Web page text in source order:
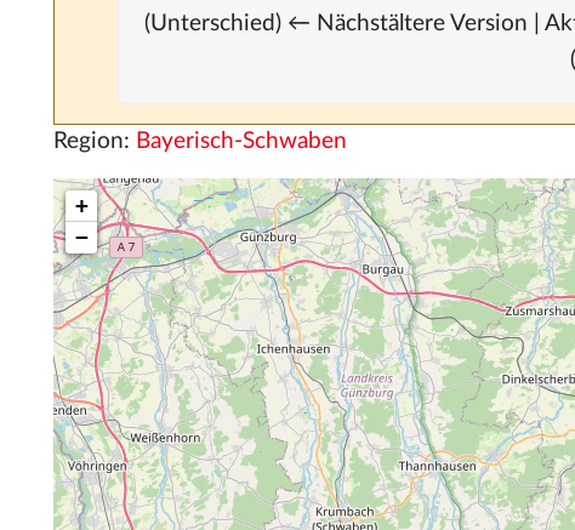
(Unterschied) ← Nächstältere Version |
Region: Bayerisch-Schwaben
+
−